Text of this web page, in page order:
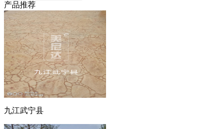
产品推荐
九江武宁县